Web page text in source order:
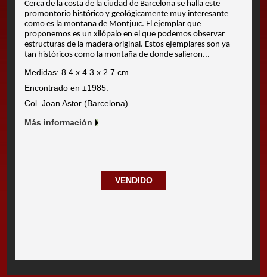
Cerca de la costa de la ciudad de Barcelona se halla este
promontorio histórico y geológicamente muy interesante
como es la montaña de Montjuïc. El ejemplar que
proponemos es un xilópalo en el que podemos observar
estructuras de la madera original. Estos ejemplares son ya
tan históricos como la montaña de donde salieron...
Medidas: 8.4 x 4.3 x 2.7 cm.
Encontrado en ±1985.
Col. Joan Astor (Barcelona).
Más información
VENDIDO